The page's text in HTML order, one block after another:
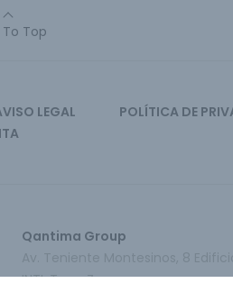
To Top
LEGAL POLÍTICA DE
Qantima Group
INTI, Torre Z